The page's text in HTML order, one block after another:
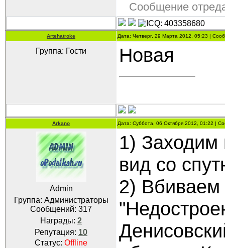
Сообщение
Artehatroke Дата: Четверг, 29 Марта 2012, 05:23 |
Группа: Гости Новая
Arkano Дата: Суббота, 06 Октября 2012, 01:22 |
Admin
Группа: Администраторы
Сообщений: 317
Награды: 2
Репутация: 10
Статус: Offline
1) Заходим
вид со
2) Вбиваем